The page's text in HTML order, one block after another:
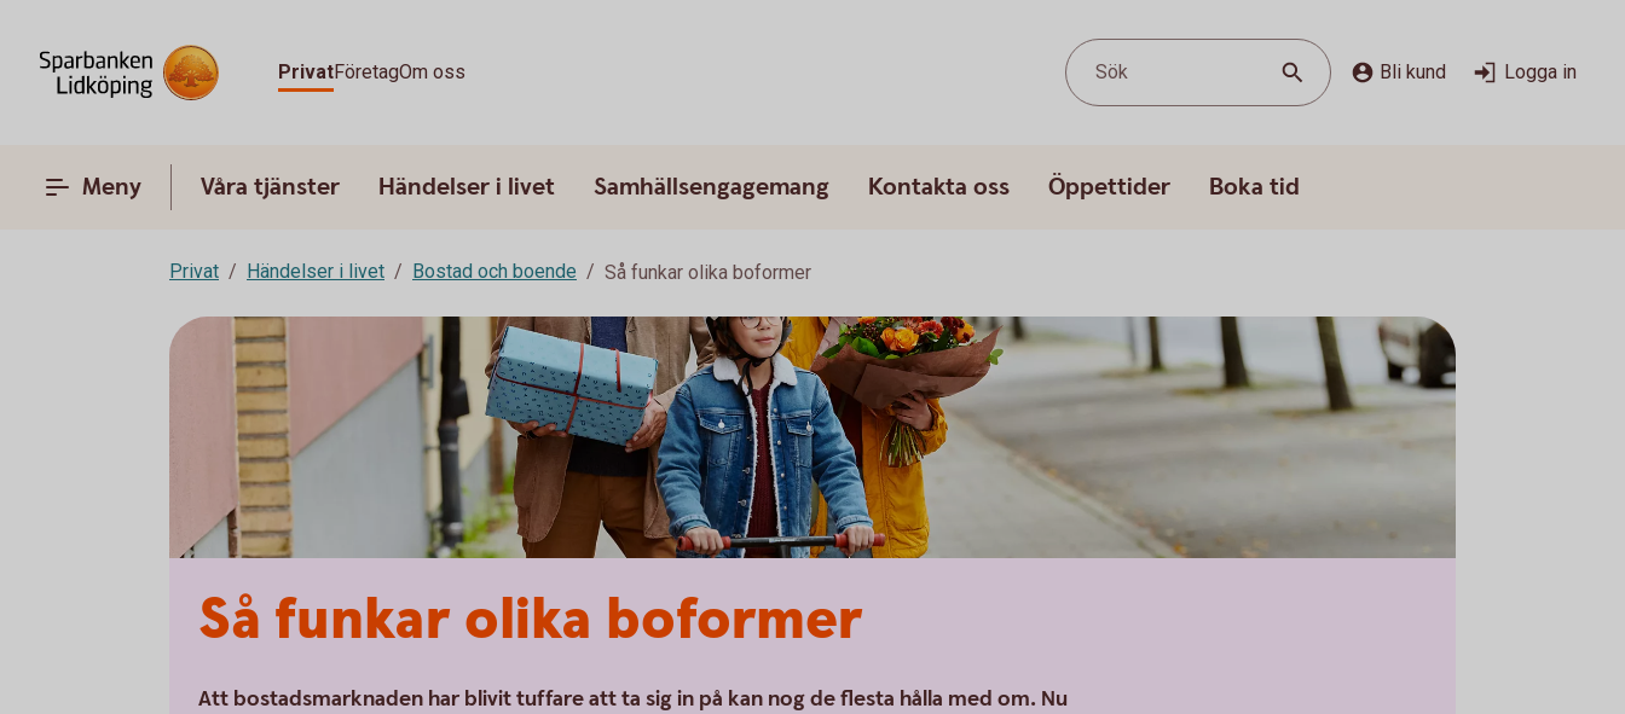
PrivatFöretagOm oss Sök Bli kund Logga in
Meny Våra tjänster Händelser i livet Samhällsengagemang Kontakta oss Öppettider Boka tid
Privat Händelser i livet Bostad och boende Så funkar olika boformer
Så funkar olika boformer
Att bostadsmarknaden har blivit tuffare att ta sig in på kan nog de flesta hålla med om. Nu